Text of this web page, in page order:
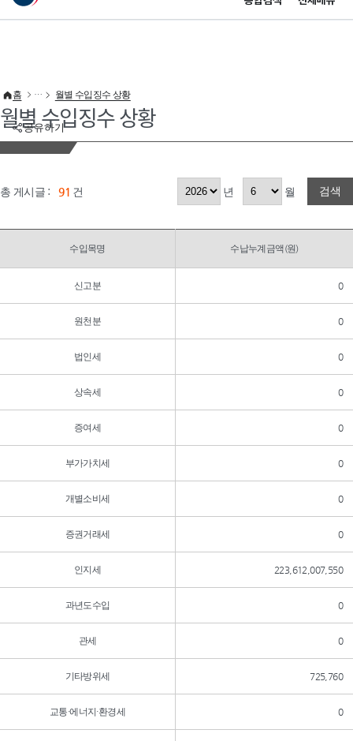
이 누리집은 대한민국 공식 전자정부 누리집입니다.
공유하기
홈 월별 수입징수 상황
월별 수입징수 상황
총 게시글 : 91 건 년 월 검색
수입목명 수납누계금액(원)
신고분 0
원천분 0
법인세 0
상속세 0
증여세 0
부가가치세 0
개별소비세 0
증권거래세 0
인지세 223,612,007,550
과년도수입 0
관세 0
기타방위세 725,760
교통·에너지·환경세 0